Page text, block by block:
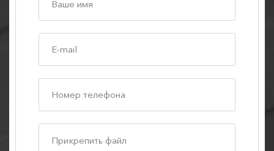
Прикрепить файл